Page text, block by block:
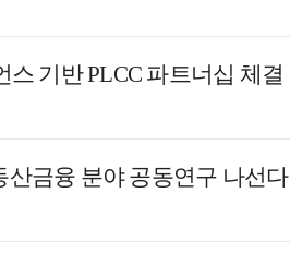
기반 PLCC 파트너십 체결
금융 분야 공동연구 나선다